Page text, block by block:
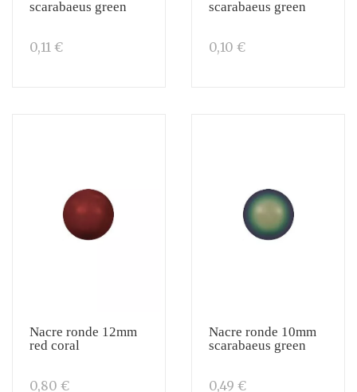
scarabaeus green
0,11 €
scarabaeus green
0,10 €
Nacre ronde 12mm
red coral
0,80 €
Nacre ronde 10mm
scarabaeus green
0,49 €